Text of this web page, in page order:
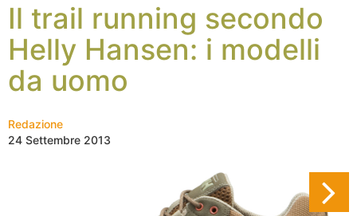
Il trail running secondo
Helly Hansen: i modelli
da uomo
Redazione
24 Settembre 2013